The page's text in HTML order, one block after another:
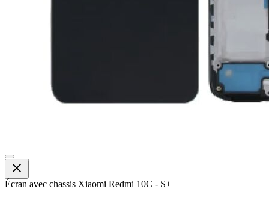
Écran avec chassis Xiaomi Redmi 10C - S+